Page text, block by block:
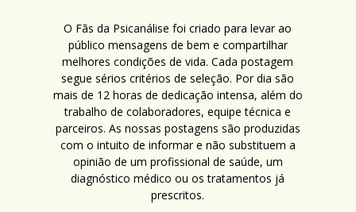
O Fãs da Psicanálise foi criado para levar ao
público mensagens de bem e compartilhar
melhores condições de vida. Cada postagem
segue sérios critérios de seleção. Por dia são
mais de 12 horas de dedicação intensa, além do
trabalho de colaboradores, equipe técnica e
parceiros. As nossas postagens são produzidas
com o intuito de informar e não substituem a
opinião de um profissional de saúde, um
diagnóstico médico ou os tratamentos já
prescritos.